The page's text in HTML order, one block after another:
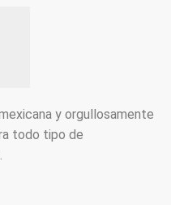
y orgullosamente
todo tipo de